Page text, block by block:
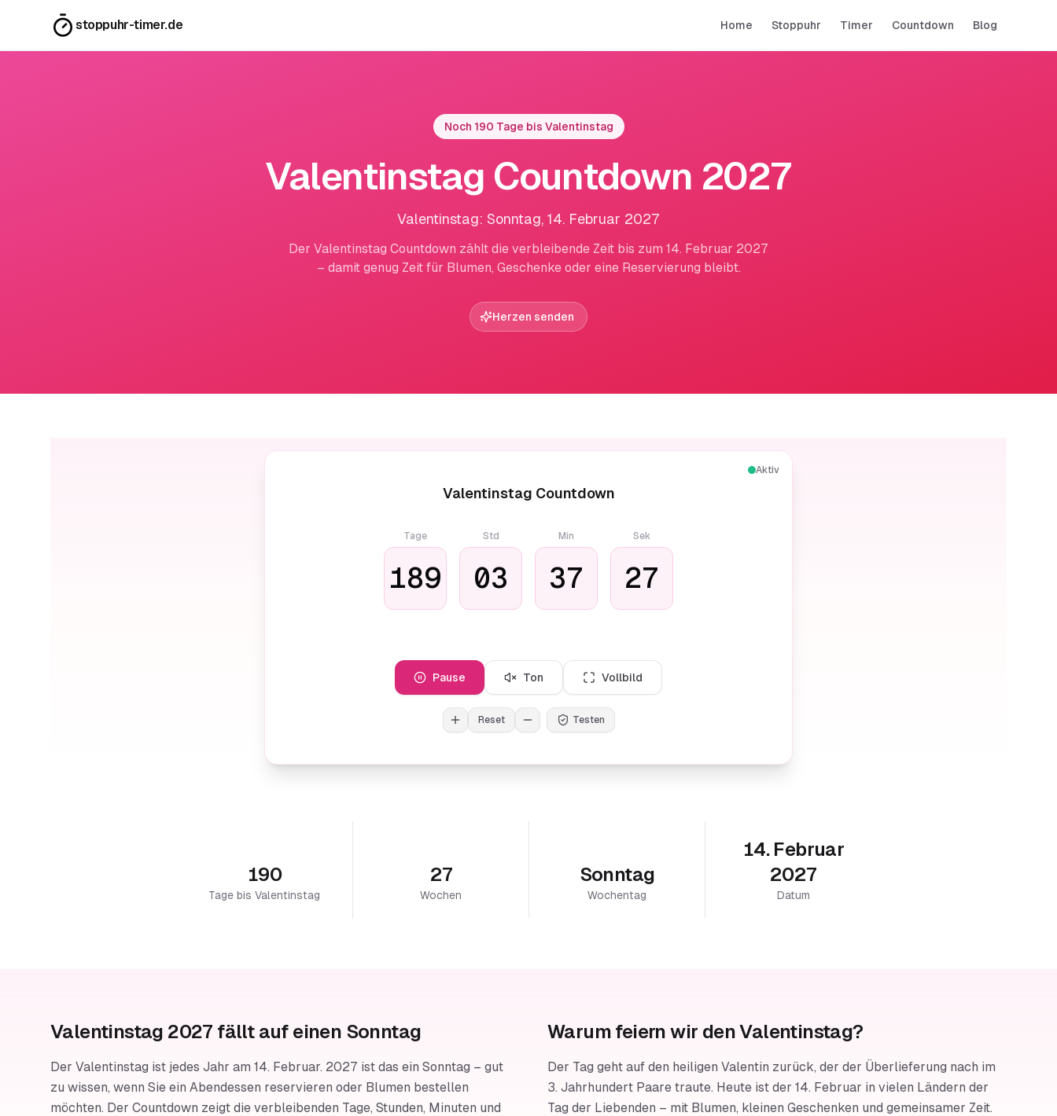
stoppuhr-timer.de Home Stoppuhr Timer Countdown Blog
Noch 190 Tage bis Valentinstag
Valentinstag Countdown 2027
Valentinstag: Sonntag, 14. Februar 2027
Der Valentinstag Countdown zählt die verbleibende Zeit bis zum 14. Februar 2027
– damit genug Zeit für Blumen, Geschenke oder eine Reservierung bleibt.
Herzen senden
Aktiv
Valentinstag Countdown
Tage
189
Std
03
Min
37
Sek
26
Pause Ton Vollbild
Reset Testen
Tage bis Valentinstag
190
Wochen
27
Wochentag
Sonntag
Datum
14. Februar
2027
Valentinstag 2027 fällt auf einen Sonntag
Der Valentinstag ist jedes Jahr am 14. Februar. 2027 ist das ein Sonntag – gut
zu wissen, wenn Sie ein Abendessen reservieren oder Blumen bestellen
möchten. Der Countdown zeigt die verbleibenden Tage, Stunden, Minuten und
Warum feiern wir den Valentinstag?
Der Tag geht auf den heiligen Valentin zurück, der der Überlieferung nach im
3. Jahrhundert Paare traute. Heute ist der 14. Februar in vielen Ländern der
Tag der Liebenden – mit Blumen, kleinen Geschenken und gemeinsamer Zeit.